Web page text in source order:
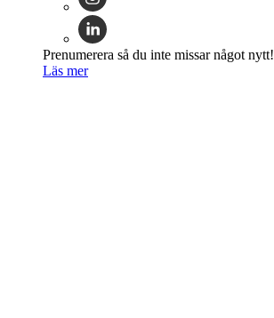
Prenumerera så du inte missar något nytt!
Läs mer